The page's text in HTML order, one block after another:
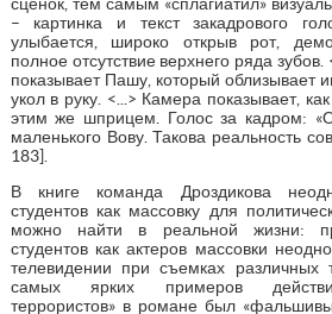
– картинка и текст закадрового
улыбается, широко открыв рот,
полное отсутствие верхнего ряда
показывает Пашу, который облизывает
укол в руку. <...> Камера показывает,
этим же шприцем. Голос за кадром:
маленького Вову. Такова реальность
183].
В книге команда Дроздикова
студентов как массовку для
можно найти в реальной жизни:
студентов как актеров массовки
телевидении при съемках различных
самых ярких примеров
террористов» в романе был